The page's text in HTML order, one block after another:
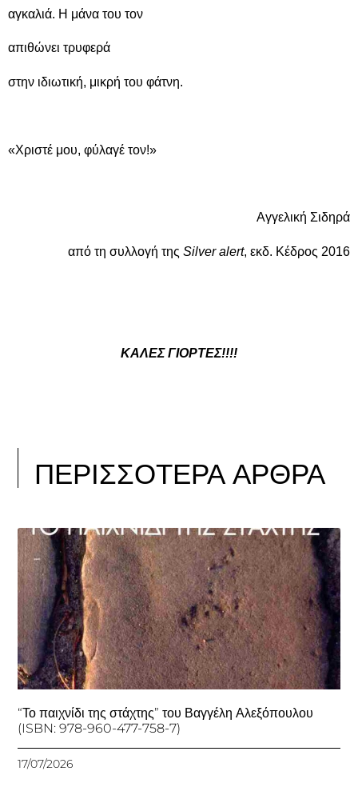
αγκαλιά. Η μάνα του τον
απιθώνει τρυφερά
στην ιδιωτική, μικρή του φάτνη.
«Χριστέ μου, φύλαγέ τον!»
Αγγελική Σιδηρά
από τη συλλογή της Silver alert, εκδ. Κέδρος 2016
ΚΑΛΕΣ ΓΙΟΡΤΕΣ!!!!
ΠΕΡΙΣΣΟΤΕΡΑ ΑΡΘΡΑ
“Το παιχνίδι της στάχτης” του Βαγγέλη Αλεξόπουλου
(ISBN: 978-960-477-758-7)
17/07/2026